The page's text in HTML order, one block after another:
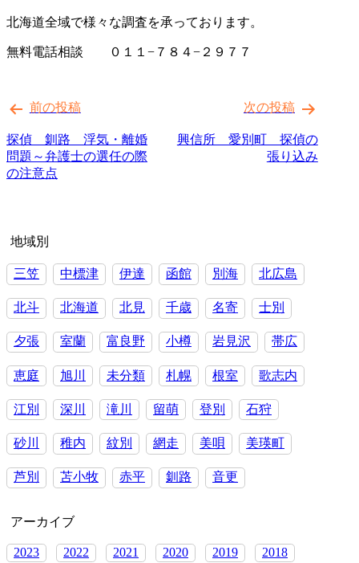
北海道全域で様々な調査を承っております。
無料電話相談 ０１１−７８４−２９７７
稿
ナ
ビ
シ
ョ
ン
前の投稿
探偵 釧路 浮気・離婚
問題～弁護士の選任の際
の注意点
次の投稿
興信所 愛別町 探偵の
張り込み
地域別
三笠 中標津 伊達 函館 別海 北広島
北斗 北海道 北見 千歳 名寄 士別
夕張 室蘭 富良野 小樽 岩見沢 帯広
恵庭 旭川 未分類 札幌 根室 歌志内
江別 深川 滝川 留萌 登別 石狩
砂川 稚内 紋別 網走 美唄 美瑛町
芦別 苫小牧 赤平 釧路 音更
アーカイブ
2023 2022 2021 2020 2019 2018